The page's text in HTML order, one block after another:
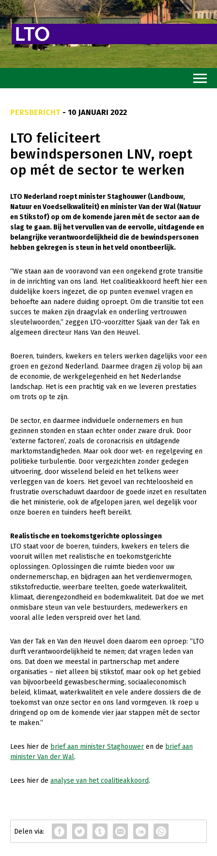
Goed eten
Mooi groen
Sterk ondernemerschap
Transitiepaden
Thema’s
Gezonde planten
Gezonde dieren
Natuur, klimaat en energie
Bodem en water
Platteland en omgeving
Mens, ondernemerschap en onderwijs
Sectoren
Dier
Biologische Landbouw
Kalverhouderij
Konijnenhouderij
Melkveehouderij
Paardenhouderij
Pluimveehouderij
Varkenshouderij
Vleesveehouderij
Plant
Biologische Landbouw
Bollenteelt
Bomen, vaste planten en zomerbloemen
Fruitteelt
Glastuinbouw
Vollegrondsgroente
Multifunctioneel
Vrouw en Bedrijf
Onderwerpen
Nieuws
Nieuwsabonnement
Webinars
Over LTO
LTO Nederland
Mensen
Bestuur en Directie
Medewerkers
Vakgroepbestuurders
Jaarverslag 2023
Vacatures
Pers
Contact
PERSBERICHT - 10 JANUARI 2022
LTO feliciteert
bewindspersonen LNV, roept
op mét de sector te werken
LTO Nederland roept minister Staghouwer (Landbouw,
Natuur en Voedselkwaliteit) en minister Van der Wal (Natuur
en Stikstof) op om de komende jaren mét de sector aan de
slag te gaan. Bij het vervullen van deeervolle, uitdagende en
belangrijke verantwoordelijkheid die de bewindspersonen
hebben gekregen is steun in het veld onontbeerlijk.
“We staan aan de vooravond van een ongekend grote transitie
in de inrichting van ons land. Het coalitieakkoord heeft hier een
duidelijke koers ingezet, die op punten evenwel vragen en
behoefte aan nadere duiding oproept. Om die transitie tot een
succes te maken zijn draagvlak en onderling vertrouwen
sleutelwoorden,” zeggen LTO-voorzitter Sjaak van der Tak en
algemeen directeur Hans Van den Heuvel.
Boeren, tuinders, kwekers en telers werken dagelijks voor een
groen en gezond Nederland. Daarmee dragen zij volop bij aan
de economie, de werkgelegenheid en het Nederlandse
landschap. Het is een prachtig vak en we leveren prestaties
om trots op te zijn.
De sector, en daarmee individuele ondernemers en hun
gezinnen stonden en staan echter onder zware druk. Door
‘externe factoren’, zoals de coronacrisis en uitdagende
marktomstandigheden. Maar ook door wet- en regelgeving en
politieke turbulentie. Door vergezichten zonder gedegen
uitvoering, door wisselend beleid en het telkens weer
verleggen van de koers. Het gevoel van rechteloosheid en
frustratie overschaduwt daardoor de goede inzet en resultaten
die het ministerie, ook de afgelopen jaren, wel degelijk voor
onze boeren en tuinders heeft bereikt.
Realistische en toekomstgerichte oplossingen
LTO staat voor de boeren, tuinders, kwekers en telers die
vooruit willen met realistische en toekomstgerichte
oplossingen. Oplossingen die ruimte bieden voor uw
ondernemerschap, en bijdragen aan het verdienvermogen,
stikstofreductie, weerbare teelten, goede waterkwaliteit,
klimaat, dierengezondheid en bodemkwaliteit. Dat doe we met
onmisbare steun van vele bestuurders, medewerkers en
vooral alle leden verspreid over het land.
Van der Tak en Van den Heuvel doen daarom een oproep: “LTO
durft verantwoordelijkheid te nemen; dat vragen leden van
ons. Dat doen we meestal in partnerschap met andere
organisaties – niet alleen bij stikstof, maar ook op het gebied
van bijvoorbeeld gewasbescherming, sociaaleconomisch
beleid, klimaat, waterkwaliteit en vele andere dossiers die de
toekomst van onze sector en ons land vormgeven. Ik roep u
dringend op om de komende vier jaar stappen mét de sector
te maken.”
Lees hier de brief aan minister Staghouwer en de brief aan
minister Van der Wal.
Lees hier de analyse van het coalitieakkoord.